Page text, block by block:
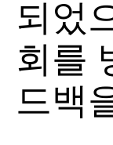
되었
회를
드백